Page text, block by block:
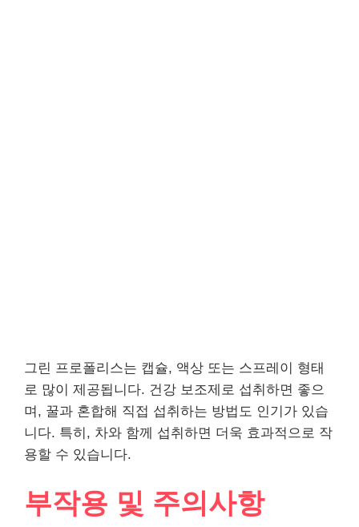
그린 프로폴리스는 캡슐, 액상 또는 스프레이 형태
로 많이 제공됩니다. 건강 보조제로 섭취하면 좋으
며, 꿀과 혼합해 직접 섭취하는 방법도 인기가 있습
니다. 특히, 차와 함께 섭취하면 더욱 효과적으로 작
용할 수 있습니다.
부작용 및 주의사항